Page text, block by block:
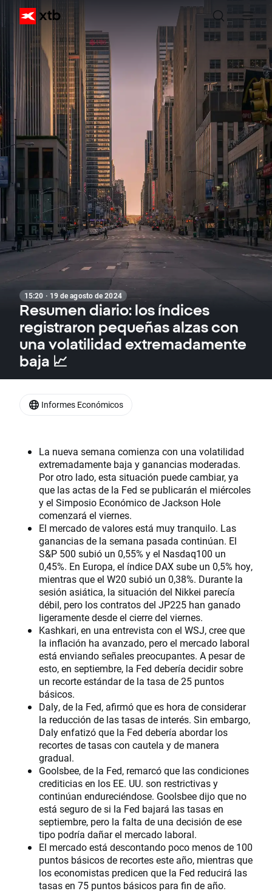
15:20 · 19 de agosto de 2024
Resumen diario: los índices
registraron pequeñas alzas con
una volatilidad extremadamente
baja 📈
La nueva semana comienza con una volatilidad
extremadamente baja y ganancias moderadas.
Por otro lado, esta situación puede cambiar, ya
que las actas de la Fed se publicarán el miércoles
y el Simposio Económico de Jackson Hole
comenzará el viernes.
El mercado de valores está muy tranquilo. Las
ganancias de la semana pasada continúan. El
S&P 500 subió un 0,55% y el Nasdaq100 un
0,45%. En Europa, el índice DAX sube un 0,5% hoy,
mientras que el W20 subió un 0,38%. Durante la
sesión asiática, la situación del Nikkei parecía
débil, pero los contratos del JP225 han ganado
ligeramente desde el cierre del viernes.
Kashkari, en una entrevista con el WSJ, cree que
la inflación ha avanzado, pero el mercado laboral
está enviando señales preocupantes. A pesar de
esto, en septiembre, la Fed debería decidir sobre
un recorte estándar de la tasa de 25 puntos
básicos.
Daly, de la Fed, afirmó que es hora de considerar
la reducción de las tasas de interés. Sin embargo,
Daly enfatizó que la Fed debería abordar los
recortes de tasas con cautela y de manera
gradual.
Goolsbee, de la Fed, remarcó que las condiciones
crediticias en los EE. UU. son restrictivas y
continúan endureciéndose. Goolsbee dijo que no
está seguro de si la Fed bajará las tasas en
septiembre, pero la falta de una decisión de ese
tipo podría dañar el mercado laboral.
El mercado está descontando poco menos de 100
puntos básicos de recortes este año, mientras que
los economistas predicen que la Fed reducirá las
tasas en 75 puntos básicos para fin de año.
Informes Económicos